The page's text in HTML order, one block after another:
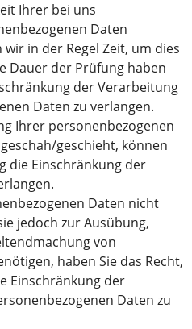
Ihrer bei uns
Daten
in der Regel Zeit, um dies
Dauer der Prüfung haben
der Verarbeitung
Daten zu verlangen.
Ihrer personenbezogenen
geschieht, können
die Einschränkung der
Daten nicht
jedoch zur Ausübung,
von
haben Sie das Recht,
Einschränkung der
Daten zu